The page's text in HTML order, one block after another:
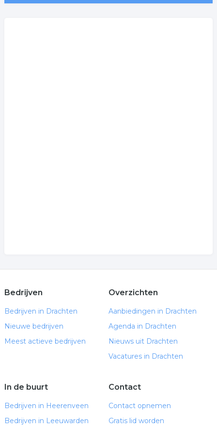
Bedrijven
Bedrijven in Drachten
Nieuwe bedrijven
Meest actieve bedrijven
Overzichten
Aanbiedingen in Drachten
Agenda in Drachten
Nieuws uit Drachten
Vacatures in Drachten
In de buurt
Bedrijven in Heerenveen
Bedrijven in Leeuwarden
Contact
Contact opnemen
Gratis lid worden